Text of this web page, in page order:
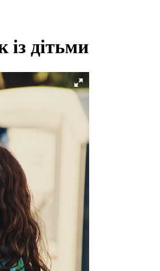
із дітьми